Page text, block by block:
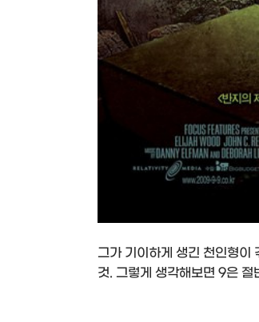
그가 기이하게 생긴 천인형이
것. 그렇게 생각해보면 9은 절